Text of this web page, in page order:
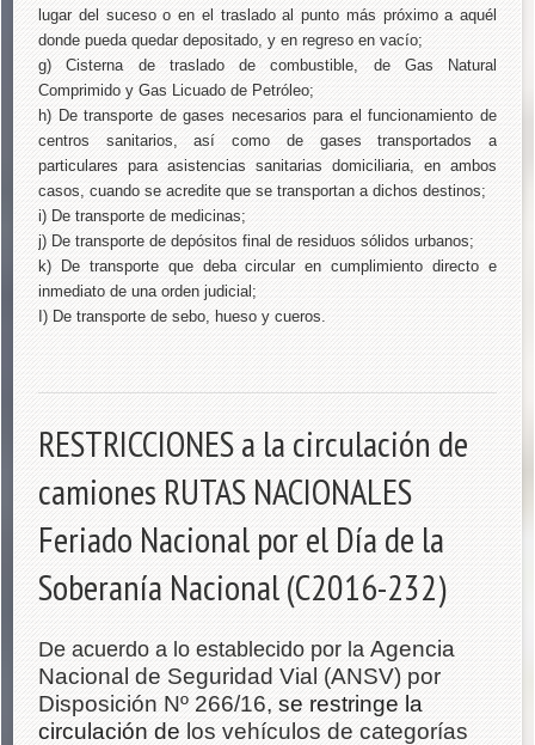
lugar del suceso o en el traslado al punto más próximo a aquél
donde pueda quedar depositado, y en regreso en vacío;
g) Cisterna de traslado de combustible, de Gas Natural
Comprimido y Gas Licuado de Petróleo;
h) De transporte de gases necesarios para el funcionamiento de
centros sanitarios, así como de gases transportados a
particulares para asistencias sanitarias domiciliaria, en ambos
casos, cuando se acredite que se transportan a dichos destinos;
i) De transporte de medicinas;
j) De transporte de depósitos final de residuos sólidos urbanos;
k) De transporte que deba circular en cumplimiento directo e
inmediato de una orden judicial;
I) De transporte de sebo, hueso y cueros.
RESTRICCIONES a la circulación de
camiones RUTAS NACIONALES
Feriado Nacional por el Día de la
Soberanía Nacional (C2016-232)
De acuerdo a lo establecido por la Agencia
Nacional de Seguridad Vial (ANSV) por
Disposición Nº 266/16, se restringe la
circulación de los vehículos de categorías